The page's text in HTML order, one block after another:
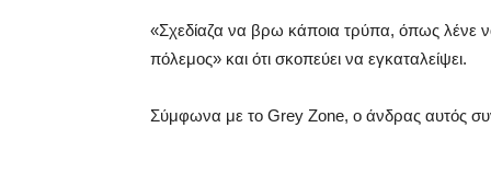
«Σχεδίαζα να βρω κάποια τρύπα, όπως λένε να
πόλεμος» και ότι σκοπεύει να εγκαταλείψει.
Σύμφωνα με το Grey Zone, ο άνδρας αυτός